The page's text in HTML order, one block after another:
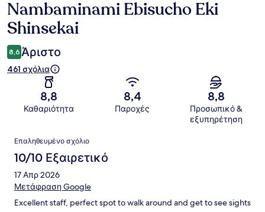
Nambaminami Ebisucho Eki
Shinsekai
8,6 Άριστο
461 σχόλια
8,8
Καθαριότητα
8,4
Παροχές
8,8
Προσωπικό &
εξυπηρέτηση
Σχόλια
Επαληθευμένο σχόλιο
10/10 Εξαιρετικό
17 Απρ 2026
Μετάφραση Google
Excellent staff, perfect spot to walk around and get to see sights